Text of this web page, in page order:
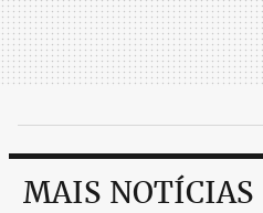
MAIS NOTÍCIAS